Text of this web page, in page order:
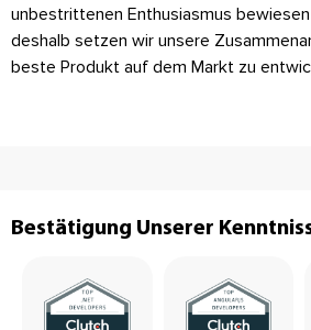
unbestrittenen Enthusiasmus
deshalb setzen wir unsere
beste Produkt auf dem Markt zu
Bestätigung Unserer